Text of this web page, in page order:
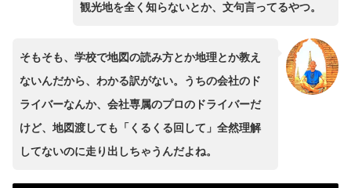
観光地を全く知らないとか、文句言ってるやつ。
そもそも、学校で地図の読み方とか地理とか教え
ないんだから、わかる訳がない。
うちの会社のド
ライバーなんか、会社専属のプロのドライバーだ
けど、地図渡しても「くるくる回して」全然理解
してないのに走り出しちゃうんだよね。